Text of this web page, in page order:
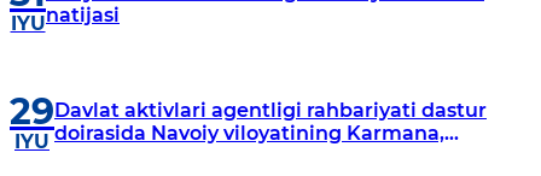
IYUnatijasi
29
IYU
Davlat aktivlari agentligi rahbariyati dastur
doirasida Navoiy viloyatining Karmana,